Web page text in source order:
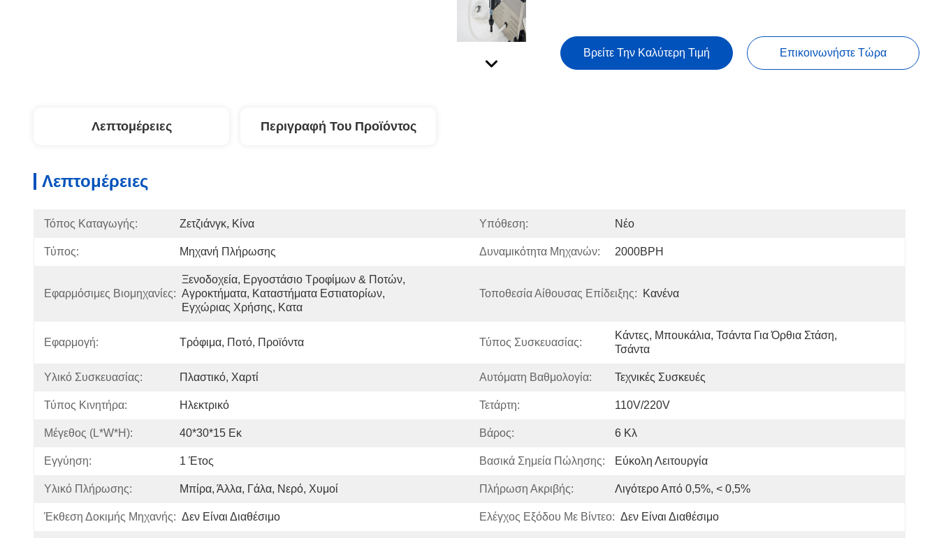
Βρείτε Την Καλύτερη Τιμή Επικοινωνήστε Τώρα
Λεπτομέρειες Περιγραφή Του Προϊόντος
Λεπτομέρειες
Τόπος Καταγωγής: Ζετζιάνγκ, Κίνα Υπόθεση: Νέο
Τύπος: Μηχανή Πλήρωσης Δυναμικότητα Μηχανών: 2000BPH
Εφαρμόσιμες Βιομηχανίες:
Ξενοδοχεία, Εργοστάσιο Τροφίμων & Ποτών,
Αγροκτήματα, Καταστήματα Εστιατορίων,
Εγχώριας Χρήσης, Κατα
Τοποθεσία Αίθουσας Επίδειξης: Κανένα
Εφαρμογή: Τρόφιμα, Ποτό, Προϊόντα Τύπος Συσκευασίας:
Κάντες, Μπουκάλια, Τσάντα Για Όρθια Στάση,
Τσάντα
Υλικό Συσκευασίας: Πλαστικό, Χαρτί Αυτόματη Βαθμολογία: Τεχνικές Συσκευές
Τύπος Κινητήρα: Ηλεκτρικό Τετάρτη: 110V/220V
Μέγεθος (L*W*H): 40*30*15 Εκ Βάρος: 6 Κλ
Εγγύηση: 1 Έτος Βασικά Σημεία Πώλησης: Εύκολη Λειτουργία
Υλικό Πλήρωσης: Μπίρα, Άλλα, Γάλα, Νερό, Χυμοί Πλήρωση Ακριβής: Λιγότερο Από 0,5%, < 0,5%
Έκθεση Δοκιμής Μηχανής: Δεν Είναι Διαθέσιμο Ελέγχος Εξόδου Με Βίντεο: Δεν Είναι Διαθέσιμο